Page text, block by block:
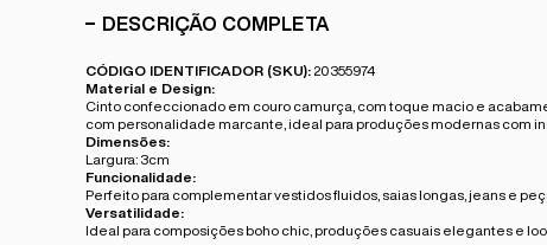
DESCRIÇÃO COMPLETA
CÓDIGO IDENTIFICADOR (SKU): 20355974
Material e Design:
Cinto confeccionado em couro camurça, com toque macio e
com personalidade marcante, ideal para produções modernas com
Dimensões:
Largura: 3cm
Funcionalidade:
Perfeito para complementar vestidos fluidos, saias longas, jeans e
Versatilidade:
Ideal para composições boho chic, produções casuais elegantes e